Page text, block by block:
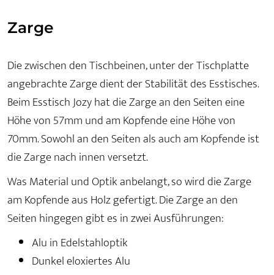
Zarge
Die zwischen den Tischbeinen, unter der Tischplatte
angebrachte Zarge dient der Stabilität des Esstisches.
Beim Esstisch Jozy hat die Zarge an den Seiten eine
Höhe von 57mm und am Kopfende eine Höhe von
70mm. Sowohl an den Seiten als auch am Kopfende ist
die Zarge nach innen versetzt.
Was Material und Optik anbelangt, so wird die Zarge
am Kopfende aus Holz gefertigt. Die Zarge an den
Seiten hingegen gibt es in zwei Ausführungen:
Alu in Edelstahloptik
Dunkel eloxiertes Alu